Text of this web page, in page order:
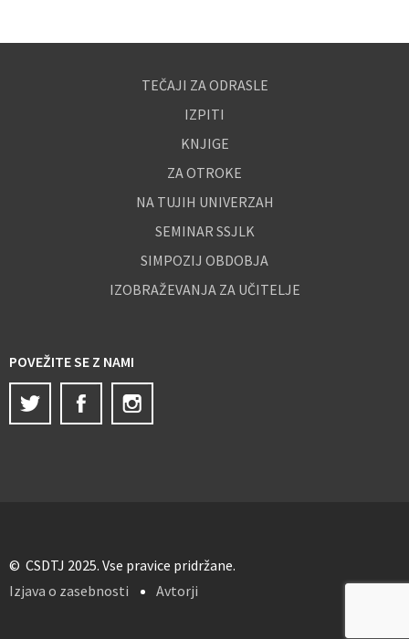
TEČAJI ZA ODRASLE
IZPITI
KNJIGE
ZA OTROKE
NA TUJIH UNIVERZAH
SEMINAR SSJLK
SIMPOZIJ OBDOBJA
IZOBRAŽEVANJA ZA UČITELJE
POVEŽITE SE Z NAMI
Twitter
Facebook
© CSDTJ 2025. Vse pravice pridržane.
Izjava o zasebnosti
Avtorji